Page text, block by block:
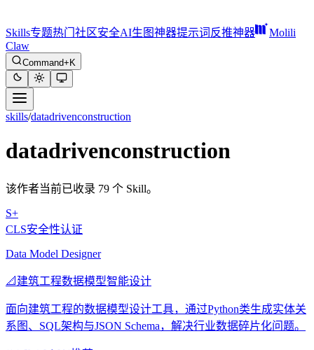
Skills专题热门 社区安全AI生图神器提示词反推神器
Molili
Claw
Command+K
skills/datadrivenconstruction
datadrivenconstruction
该作者当前已收录 79 个 Skill。
S+
CLS安全性认证
Data Model Designer
📐 建筑工程数据模型智能设计
面向建筑工程的数据模型设计工具，通过Python类生成实体关
系图、SQL架构与JSON Schema，解决行业数据碎片化问题。